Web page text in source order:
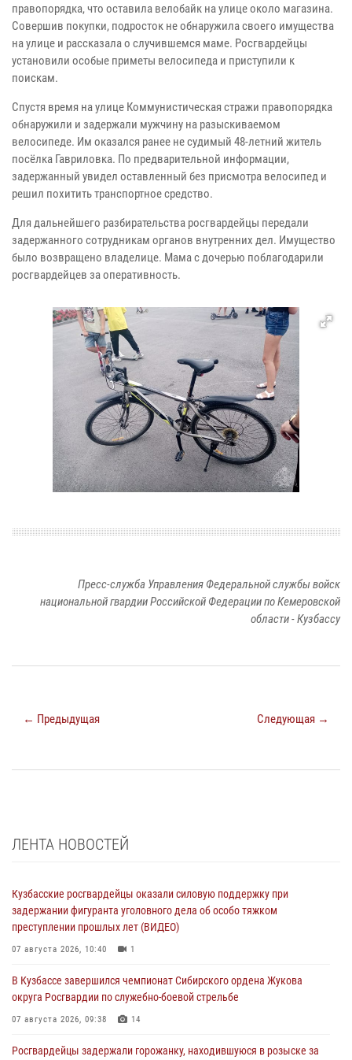
правопорядка, что оставила велобайк на улице около магазина.
Совершив покупки, подросток не обнаружила своего имущества
на улице и рассказала о случившемся маме. Росгвардейцы
установили особые приметы велосипеда и приступили к
поискам.
Спустя время на улице Коммунистическая стражи правопорядка
обнаружили и задержали мужчину на разыскиваемом
велосипеде. Им оказался ранее не судимый 48-летний житель
посёлка Гавриловка. По предварительной информации,
задержанный увидел оставленный без присмотра велосипед и
решил похитить транспортное средство.
Для дальнейшего разбирательства росгвардейцы передали
задержанного сотрудникам органов внутренних дел. Имущество
было возвращено владелице. Мама с дочерью поблагодарили
росгвардейцев за оперативность.
Пресс-служба Управления Федеральной службы войск
национальной гвардии Российской Федерации по Кемеровской
области - Кузбассу
← Предыдущая Следующая →
ЛЕНТА НОВОСТЕЙ
Кузбасские росгвардейцы оказали силовую поддержку при
задержании фигуранта уголовного дела об особо тяжком
преступлении прошлых лет (ВИДЕО)
07 августа 2026, 10:40 1
В Кузбассе завершился чемпионат Сибирского ордена Жукова
округа Росгвардии по служебно-боевой стрельбе
07 августа 2026, 09:38 14
Росгвардейцы задержали горожанку, находившуюся в розыске за